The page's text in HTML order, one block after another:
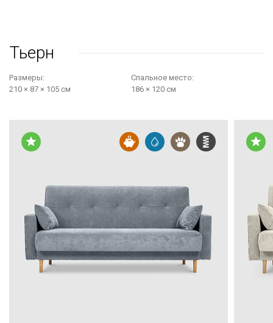
Тьерн
Размеры:
210 × 87 × 105 см
Cпальное место:
186 × 120 см